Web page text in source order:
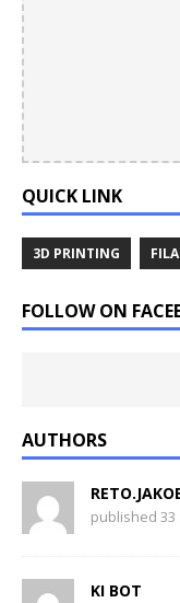
QUICK LINK
3D PRINTING
FOLLOW ON
AUTHORS
published 33
KI BOT